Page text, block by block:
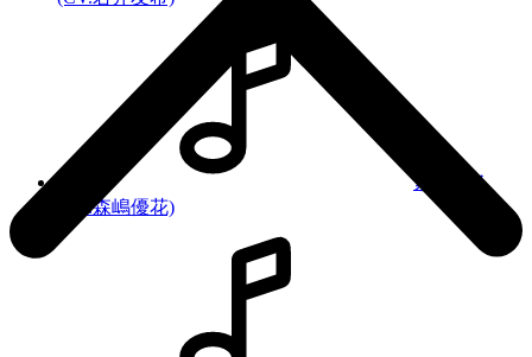
紫藤める
(CV.森嶋優花)